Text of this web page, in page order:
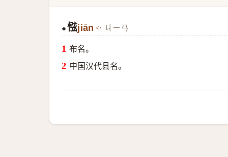
● 惤jiān ㄐㄧㄢ
布名。
中国汉代县名。